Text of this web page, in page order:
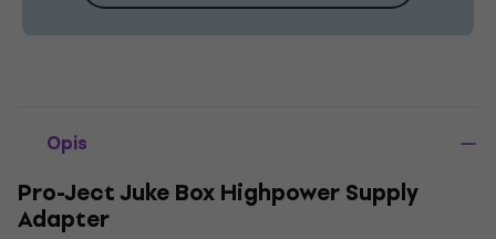
Opis
Pro-Ject Juke Box Highpower Supply
Adapter